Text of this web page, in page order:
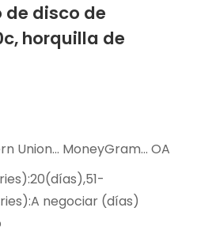
disco de
horquilla de
Union... MoneyGram... OA
negociar (días)